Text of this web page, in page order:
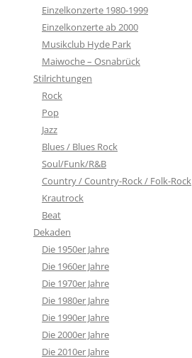
Einzelkonzerte 1980-1999
Einzelkonzerte ab 2000
Musikclub Hyde Park
Maiwoche – Osnabrück
Stilrichtungen
Rock
Pop
Jazz
Blues / Blues Rock
Soul/Funk/R&B
Country / Country-Rock / Folk-Rock
Krautrock
Beat
Dekaden
Die 1950er Jahre
Die 1960er Jahre
Die 1970er Jahre
Die 1980er Jahre
Die 1990er Jahre
Die 2000er Jahre
Die 2010er Jahre